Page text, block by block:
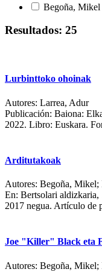
Begoña, Mikel
Resultados: 25
Lurbinttoko ohoinak
Autores: Larrea, Adur
Publicación: Baiona:
2022. Libro: Euskara.
Arditutakoak
Autores: Begoña, Mikel;
En: Bertsolari aldizkaria,
2017 negua. Artículo de
Joe "Killer" Black eta
Autores: Begoña, Mikel;